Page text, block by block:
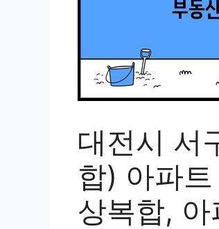
대전시 서
합) 아파
상복합,